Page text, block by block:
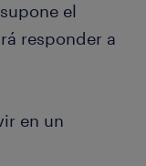
el
responder a
en un